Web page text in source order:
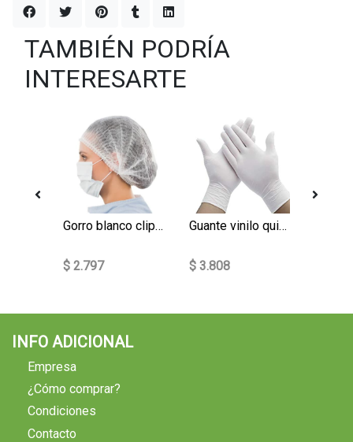
TAMBIÉN PODRÍA
INTERESARTE
Gorro blanco clip 100 un
$ 2.797
Guante vinilo quirúrgico 100 un
$ 3.808
INFO ADICIONAL
Empresa
¿Cómo comprar?
Condiciones
Contacto